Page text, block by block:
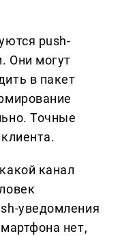
push-
Они могут
в пакет
Точные
канал
уведомления
нет,